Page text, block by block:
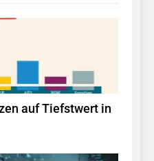
auf Tiefstwert in